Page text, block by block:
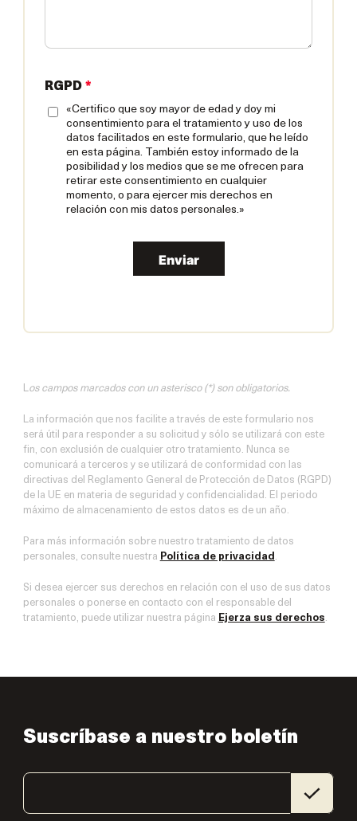
RGPD *
«Certifico que soy mayor de edad y doy mi
consentimiento para el tratamiento y uso de los
datos facilitados en este formulario, que he leído
en esta página. También estoy informado de la
posibilidad y los medios que se me ofrecen para
retirar este consentimiento en cualquier
momento, o para ejercer mis derechos en
relación con mis datos personales.»
Enviar
Los campos marcados con un asterisco (*) son obligatorios.
La información que nos facilite a través de este formulario nos
será útil para responder a su solicitud y sólo se utilizará con este
fin, con exclusión de cualquier otro tratamiento. Nunca se
comunicará a terceros y se utilizará de conformidad con las
directivas del Reglamento General de Protección de Datos (RGPD)
de la UE en materia de seguridad y confidencialidad. El periodo
máximo de almacenamiento de estos datos es de un año.
Para más información sobre nuestro tratamiento de datos
personales, consulte nuestra Política de privacidad .
Si desea ejercer sus derechos en relación con el uso de sus datos
personales o ponerse en contacto con el responsable del
tratamiento, puede utilizar nuestra página Ejerza sus derechos.
Suscríbase a nuestro boletín